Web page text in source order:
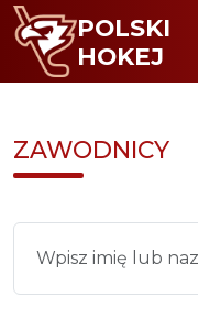
POLSKI
HOKEJ
ZAWODNICY